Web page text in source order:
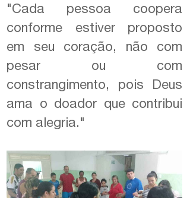
"Cada pessoa coopera
conforme estiver proposto
em seu coração, não com
pesar ou com
constrangimento, pois Deus
ama o doador que contribui
com alegria."